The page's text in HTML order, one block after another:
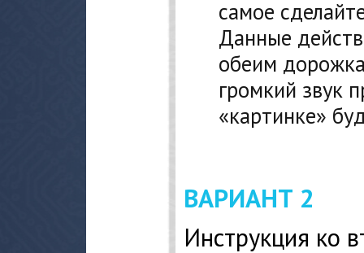
самое
Данные
обеим
громкий звук
«картинке»
ВАРИАНТ 2
Инструкция ко